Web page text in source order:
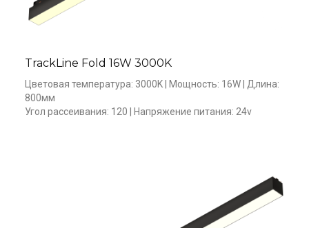
TrackLine Fold 16W 3000K
Цветовая температура: 3000K | Мощность: 16W | Длина:
800мм
Угол рассеивания: 120 | Напряжение питания: 24v